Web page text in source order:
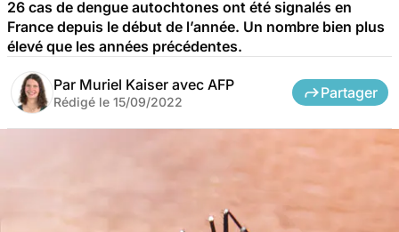
26 cas de dengue autochtones ont été signalés en
France depuis le début de l’année. Un nombre bien plus
élevé que les années précédentes.
Par Muriel Kaiser avec AFP
Rédigé le 15/09/2022
Partager